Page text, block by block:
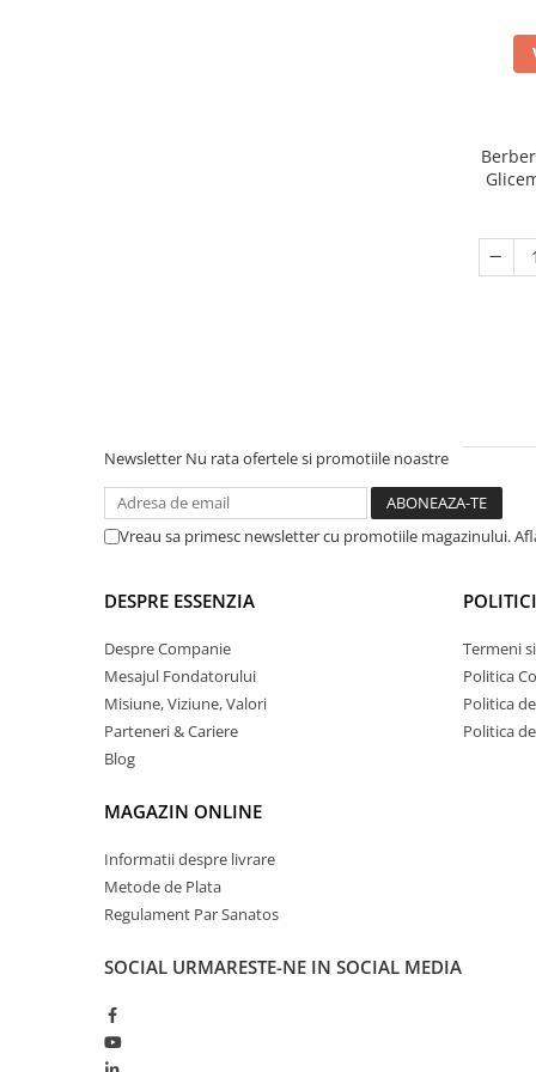
Newsletter Nu rata ofertele si promotiile noastre
Vreau sa primesc newsletter cu promotiile magazinului.
DESPRE ESSENZIA
Despre Companie
Mesajul Fondatorului
Misiune, Viziune, Valori
Parteneri & Cariere
Blog
MAGAZIN ONLINE
Informatii despre livrare
Metode de Plata
Regulament Par Sanatos
Termeni
Politica
Politica
Politica
SOCIAL URMARESTE-NE IN SOCIAL MEDIA